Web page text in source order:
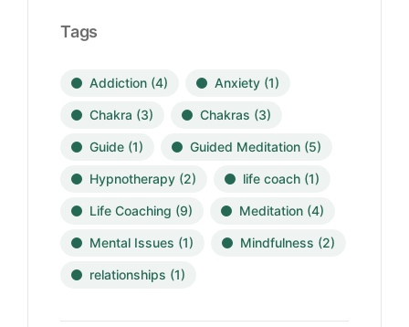
Tags
Addiction (4) Anxiety (1)
Chakra (3) Chakras (3)
Guide (1) Guided Meditation (5)
Hypnotherapy (2) life coach (1)
Life Coaching (9) Meditation (4)
Mental Issues (1) Mindfulness (2)
relationships (1)